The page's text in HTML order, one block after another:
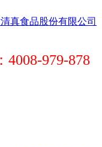
979-878